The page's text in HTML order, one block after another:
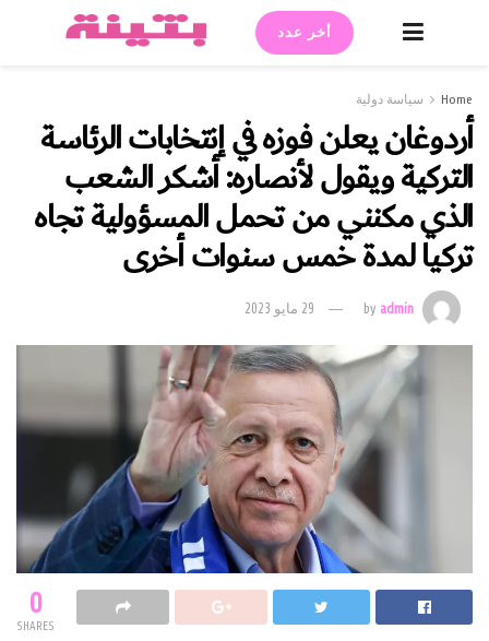
أخر عدد
Home سياسة دولية
أردوغان يعلن فوزه في إنتخابات الرئاسة
التركية ويقول لأنصاره: أشكر الشعب
الذي مكنني من تحمل المسؤولية تجاه
تركيا لمدة خمس سنوات أخرى
byadmin 29 مايو 2023
0
SHARES